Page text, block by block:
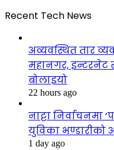
Recent Tech News
अव्यवस्थित तार
महानगर,
बोलाइयो
22 hours ago
नाट्टा निर्वाचनमा
युविका भण्डारीको
1 day ago